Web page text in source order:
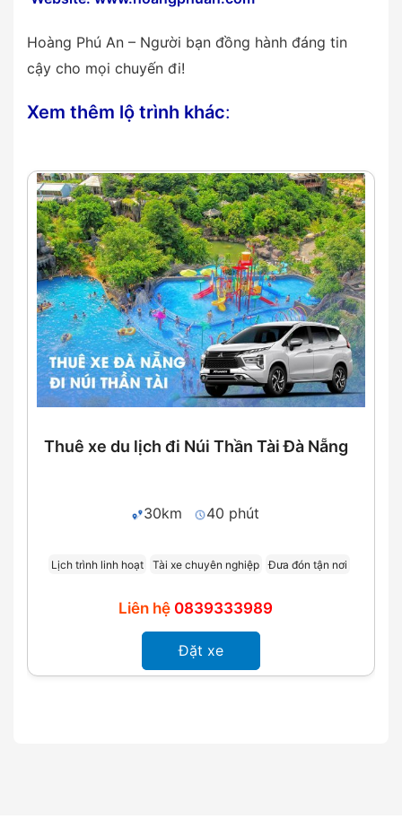
Hoàng Phú An – Người bạn đồng hành đáng tin
cậy cho mọi chuyến đi!
Xem thêm lộ trình khác:
Thuê xe du lịch đi Núi Thần Tài Đà Nẵng
30km 40 phút
Lịch trình linh hoạt Tài xe chuyên nghiệp Đưa đón tận nơi
Liên hệ 0839333989
Đặt xe